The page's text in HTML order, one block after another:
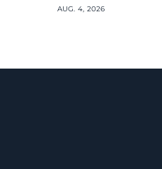
AUG. 4, 2026